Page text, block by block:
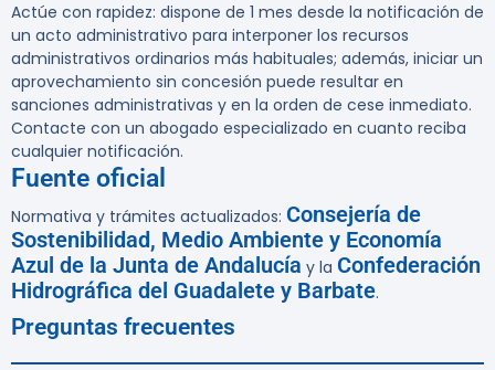
Actúe con rapidez: dispone de 1 mes desde la notificación de
un acto administrativo para interponer los recursos
administrativos ordinarios más habituales; además, iniciar un
aprovechamiento sin concesión puede resultar en
sanciones administrativas y en la orden de cese inmediato.
Contacte con un abogado especializado en cuanto reciba
cualquier notificación.
Fuente oficial
Normativa y trámites actualizados: Consejería de
Sostenibilidad, Medio Ambiente y Economía
Azul de la Junta de Andalucía y la Confederación
Hidrográfica del Guadalete y Barbate.
Preguntas frecuentes